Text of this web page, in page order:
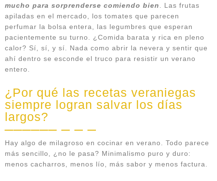
mucho para sorprenderse comiendo bien
. Las frutas
apiladas en el mercado, los tomates que parecen
perfumar la bolsa entera, las legumbres que esperan
pacientemente su turno. ¿Comida barata y rica en pleno
calor? Sí, sí, y sí. Nada como abrir la nevera y sentir que
ahí dentro se esconde el truco para resistir un verano
entero.
¿Por qué las recetas veraniegas
siempre logran salvar los días
largos?
Hay algo de milagroso en cocinar en verano. Todo parece
más sencillo, ¿no le pasa? Minimalismo puro y duro:
menos cacharros, menos lío, más sabor y menos factura.